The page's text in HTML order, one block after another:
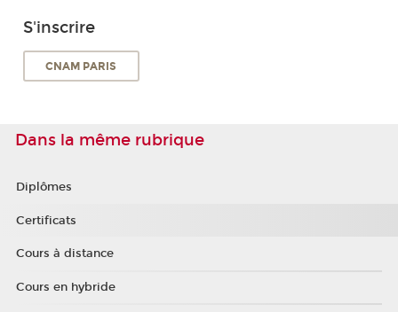
S'inscrire
CNAM PARIS
Dans la même rubrique
Diplômes
Certificats
Cours à distance
Cours en hybride